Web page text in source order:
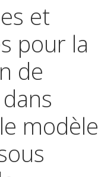
et
pour la
de
modèle